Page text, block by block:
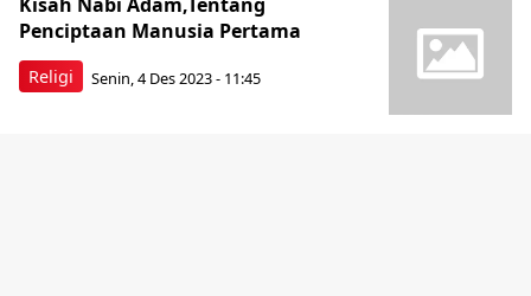
Religi
Penciptaan Manusia Pertama
Senin, 4 Des 2023 - 11:45